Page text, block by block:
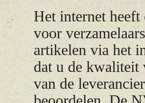
Het internet heeft
voor
artikelen via het
dat u de kwaliteit
van de